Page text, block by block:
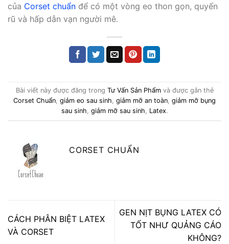
của Corset chuẩn để có một vòng eo thon gọn, quyến
rũ và hấp dẫn vạn người mê.
Bài viết này được đăng trong Tư Vấn Sản Phẩmvà được gắn thẻ
Corset Chuẩn, giảm eo sau sinh, giảm mỡ an toàn, giảm mỡ bụng
sau sinh, giảm mỡ sau sinh, Latex.
CORSET CHUẨN
CÁCH PHÂN BIỆT LATEX
VÀ CORSET
GEN NỊT BỤNG LATEX CÓ
TỐT NHƯ QUẢNG CÁO
KHÔNG?